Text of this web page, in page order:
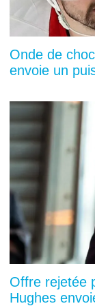
Onde de
envoie un
Offre rejetée
Hughes